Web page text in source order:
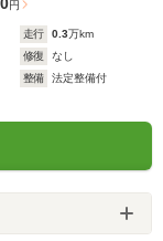
円
走行 0.3万km
修復
なし
整備
法定整備付